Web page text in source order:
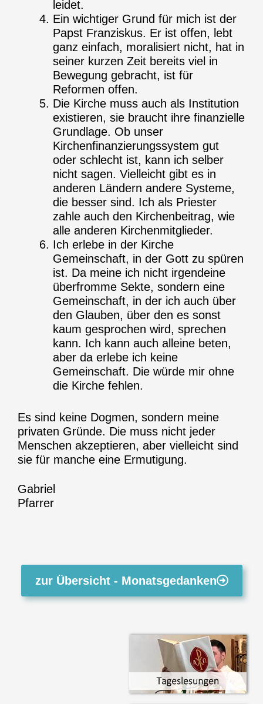
leidet.
Ein wichtiger Grund für mich ist der
Papst Franziskus. Er ist offen, lebt
ganz einfach, moralisiert nicht, hat in
seiner kurzen Zeit bereits viel in
Bewegung gebracht, ist für
Reformen offen.
Die Kirche muss auch als Institution
existieren, sie braucht ihre finanzielle
Grundlage. Ob unser
Kirchenfinanzierungssystem gut
oder schlecht ist, kann ich selber
nicht sagen. Vielleicht gibt es in
anderen Ländern andere Systeme,
die besser sind. Ich als Priester
zahle auch den Kirchenbeitrag, wie
alle anderen Kirchenmitglieder.
Ich erlebe in der Kirche
Gemeinschaft, in der Gott zu spüren
ist. Da meine ich nicht irgendeine
überfromme Sekte, sondern eine
Gemeinschaft, in der ich auch über
den Glauben, über den es sonst
kaum gesprochen wird, sprechen
kann. Ich kann auch alleine beten,
aber da erlebe ich keine
Gemeinschaft. Die würde mir ohne
die Kirche fehlen.
Es sind keine Dogmen, sondern meine
privaten Gründe. Die muss nicht jeder
Menschen akzeptieren, aber vielleicht sind
sie für manche eine Ermutigung.
Gabriel
Pfarrer
zur Übersicht - Monatsgedanken